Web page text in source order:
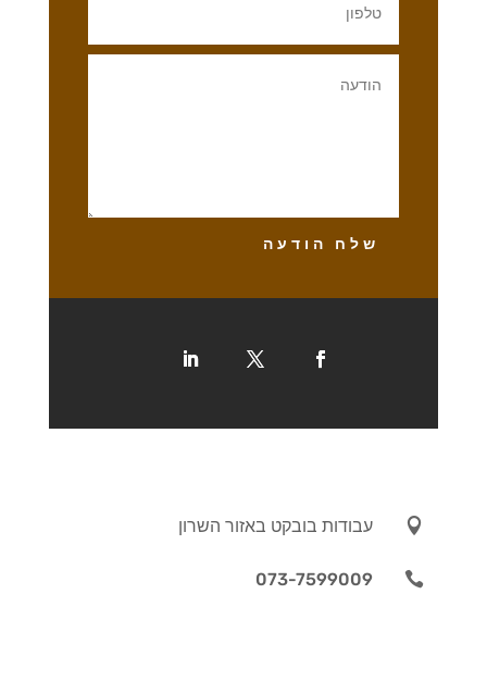
שלח הודעה
 עבודות בובקט באזור השרון

073-7599009